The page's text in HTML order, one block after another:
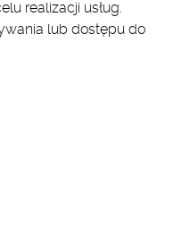
realizacji usług.
lub dostępu do